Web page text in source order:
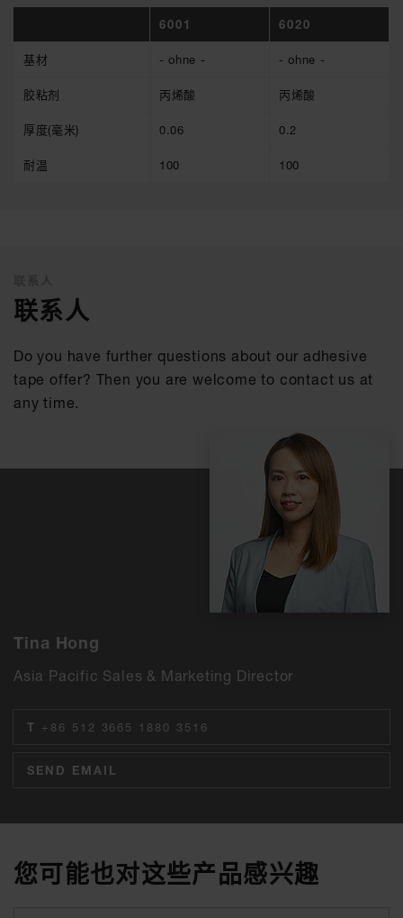
6001 6020
基材 - ohne - - ohne -
胶粘剂 丙烯酸 丙烯酸
厚度(毫米) 0.06 0.2
耐温 100 100
联系人
Do you have further questions about our adhesive
tape offer? Then you are welcome to contact us at
any time.
Tina Hong
Asia Pacific Sales & Marketing Director
T +86 512 3665 1880 3516
SEND EMAIL
您可能也对这些产品感兴趣